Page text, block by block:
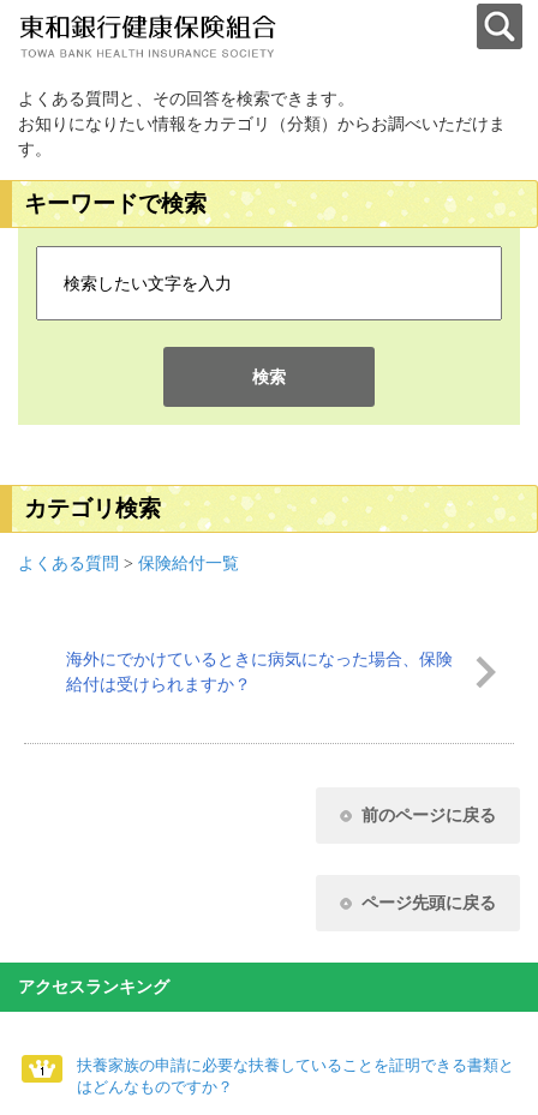
よくある質問と、その回答を検索できます。
お知りになりたい情報をカテゴリ（分類）からお調べいただけま
す。
キーワードで検索
検索
カテゴリ検索
よくある質問 > 保険給付一覧
海外にでかけているときに病気になった場合、保険
給付は受けられますか？
前のページに戻る
ページ先頭に戻る
アクセスランキング
扶養家族の申請に必要な扶養していることを証明できる書類と
はどんなものですか？